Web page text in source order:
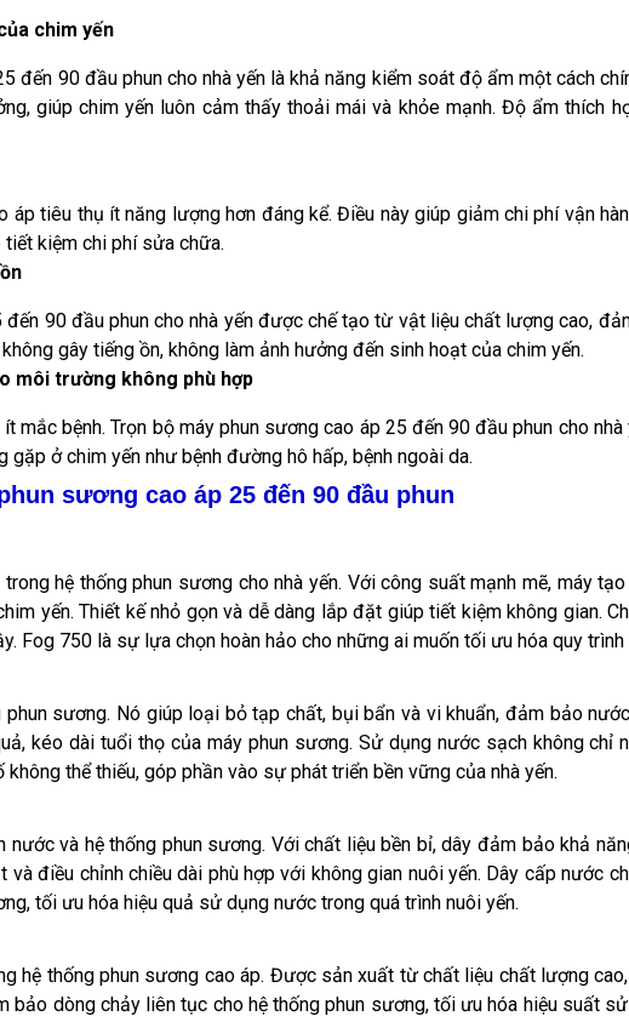
chim yến
đến 90 đầu phun cho nhà yến là khả năng kiểm soát độ ẩm một cách
giúp chim yến luôn cảm thấy thoải mái và khỏe mạnh. Độ ẩm thích
áp tiêu thụ ít năng lượng hơn đáng kể. Điều này giúp giảm chi phí vận
kiệm chi phí sửa chữa.
90 đầu phun cho nhà yến được chế tạo từ vật liệu chất lượng cao,
gây tiếng ồn, không làm ảnh hưởng đến sinh hoạt của chim yến.
môi trường không phù hợp
mắc bệnh. Trọn bộ máy phun sương cao áp 25 đến 90 đầu phun cho
ở chim yến như bệnh đường hô hấp, bệnh ngoài da.
sương cao áp 25 đến 90 đầu phun
hệ thống phun sương cho nhà yến. Với công suất mạnh mẽ, máy
yến. Thiết kế nhỏ gọn và dễ dàng lắp đặt giúp tiết kiệm không gian.
Fog 750 là sự lựa chọn hoàn hảo cho những ai muốn tối ưu hóa quy trình
phun sương. Nó giúp loại bỏ tạp chất, bụi bẩn và vi khuẩn, đảm bảo
kéo dài tuổi thọ của máy phun sương. Sử dụng nước sạch không chỉ
thể thiếu, góp phần vào sự phát triển bền vững của nhà yến.
nước và hệ thống phun sương. Với chất liệu bền bỉ, dây đảm bảo khả
điều chỉnh chiều dài phù hợp với không gian nuôi yến. Dây cấp nước
tối ưu hóa hiệu quả sử dụng nước trong quá trình nuôi yến.
hệ thống phun sương cao áp. Được sản xuất từ chất liệu chất lượng
bảo dòng chảy liên tục cho hệ thống phun sương, tối ưu hóa hiệu suất